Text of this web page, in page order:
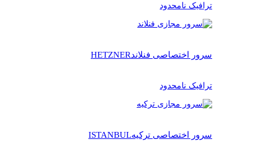
ترافیک نامحدود
سرور اختصاصی فنلاندHETZNER
ترافیک نامحدود
سرور اختصاصی ترکیهISTANBUL